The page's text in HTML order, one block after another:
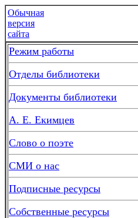
Обычная
версия
сайта
Режим работы
Отделы библиотеки
Документы библиотеки
А. Е. Екимцев
Слово о поэте
СМИ о нас
Подписные ресурсы
Собственные ресурсы